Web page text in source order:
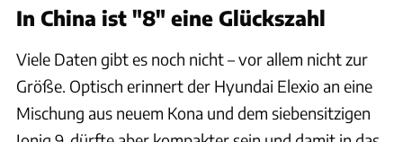
In China ist "8" eine Glückszahl
Viele Daten gibt es noch nicht – vor allem nicht zur
Größe. Optisch erinnert der Hyundai Elexio an eine
Mischung aus neuem Kona und dem siebensitzigen